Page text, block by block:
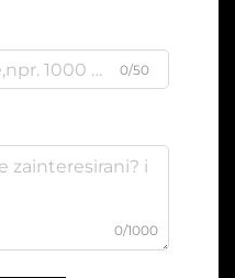
0/50
0/1000